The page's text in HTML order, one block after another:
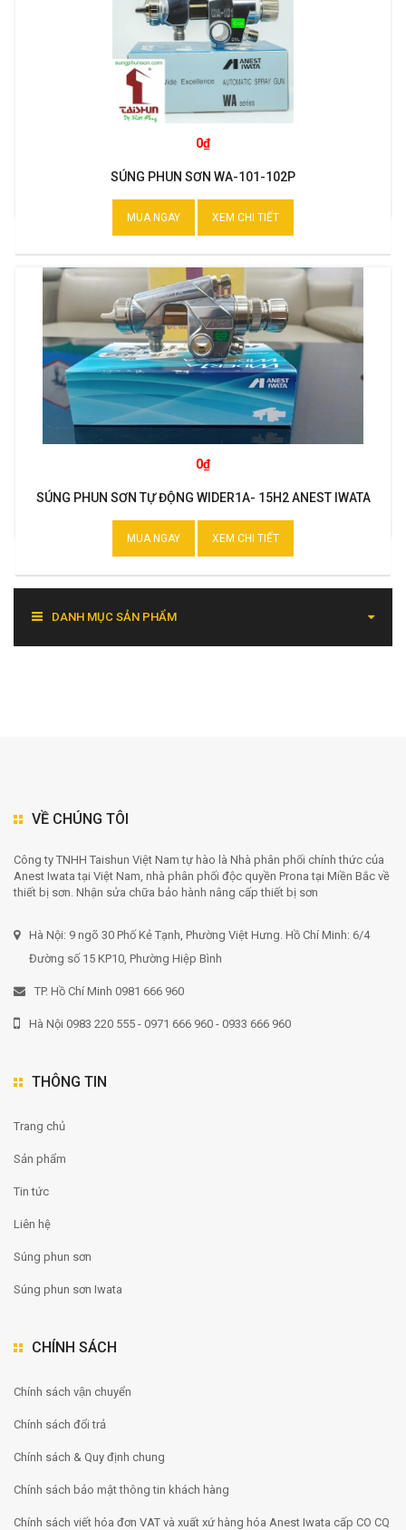
0₫
SÚNG PHUN SƠN WA-101-102P
MUA NGAY XEM CHI TIẾT
0₫
SÚNG PHUN SƠN TỰ ĐỘNG WIDER1A- 15H2 ANEST IWATA
MUA NGAY XEM CHI TIẾT
DANH MỤC SẢN PHẨM
VỀ CHÚNG TÔI
Công ty TNHH Taishun Việt Nam tự hào là Nhà phân phối chính thức của
Anest Iwata tại Việt Nam, nhà phân phối độc quyền Prona tại Miền Bắc về
thiết bị sơn. Nhận sửa chữa bảo hành nâng cấp thiết bị sơn
Hà Nội: 9 ngõ 30 Phố Kẻ Tạnh, Phường Việt Hưng. Hồ Chí Minh: 6/4
Đường số 15 KP10, Phường Hiệp Bình
TP. Hồ Chí Minh 0981 666 960
Hà Nội 0983 220 555 - 0971 666 960 - 0933 666 960
THÔNG TIN
Trang chủ
Sản phẩm
Tin tức
Liên hệ
Súng phun sơn
Súng phun sơn Iwata
CHÍNH SÁCH
Chính sách vận chuyển
Chính sách đổi trả
Chính sách & Quy định chung
Chính sách bảo mật thông tin khách hàng
Chính sách viết hóa đơn VAT và xuất xứ hàng hóa Anest Iwata cấp CO CQ